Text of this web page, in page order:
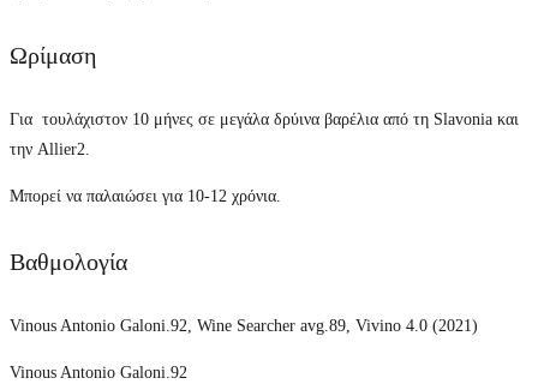
Ωρίμαση
Για τουλάχιστον 10 μήνες σε μεγάλα δρύινα βαρέλια από τη Slavonia και
την Allier2.
Mπορεί να παλαιώσει για 10-12 χρόνια.
Βαθμολογία
Vinous Antonio Galoni.92, Wine Searcher avg.89, Vivino 4.0 (2021)
Vinous Antonio Galoni.92